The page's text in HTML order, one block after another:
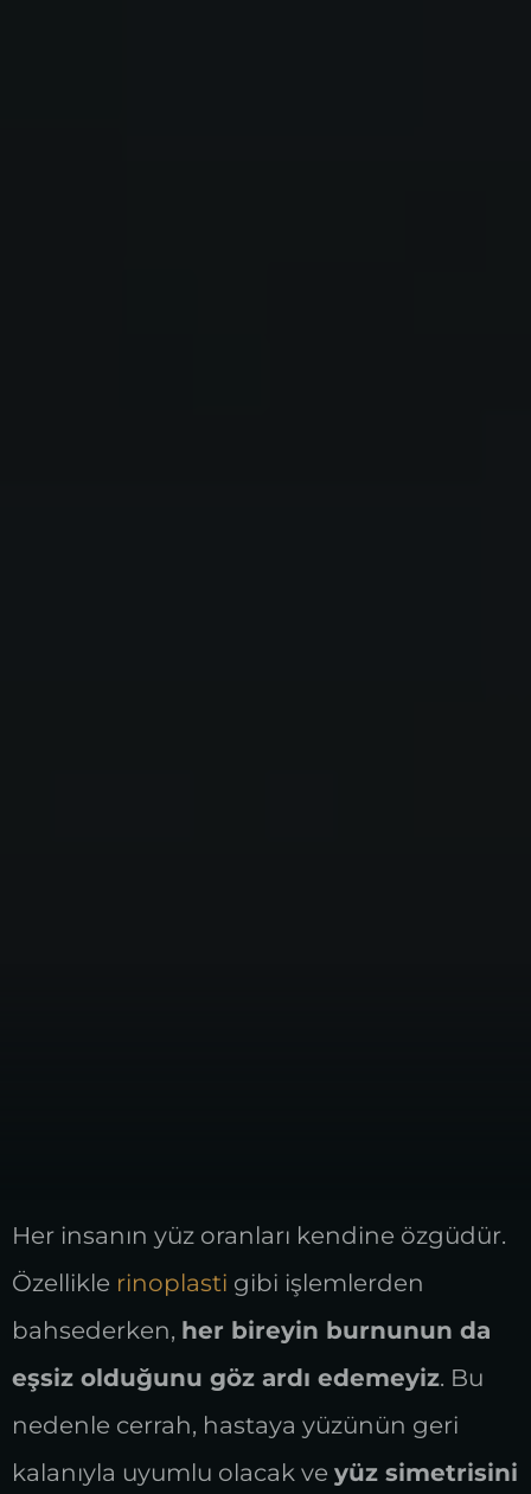
Her insanın yüz oranları kendine özgüdür.
Özellikle rinoplasti gibi işlemlerden
bahsederken, her bireyin burnunun da
eşsiz olduğunu göz ardı edemeyiz. Bu
nedenle cerrah, hastaya yüzünün geri
kalanıyla uyumlu olacak ve yüz simetrisini